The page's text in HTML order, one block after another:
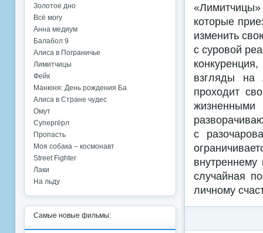
которые
изменить
с суровой
взгляды на
проходит
с
случайная
личному
Золотое дно
Всё могу
Анна медиум
Балабол 9
Алиса в Пограничье
Лимитчицы
Фейк
Манюня: День рождения Ба
Алиса в Стране чудес
Омут
Супергёрл
Пропасть
Моя собака – космонавт
Street Fighter
Лаки
На льду
Самые новые фильмы: